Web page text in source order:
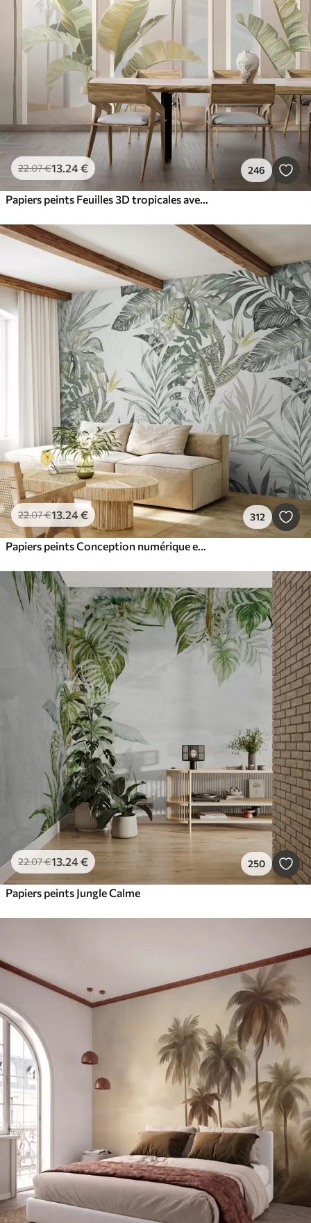
22.07€13.24€ 246
Papiers peints Feuilles 3D tropicales avec palmiers et colonnes
22.07€13.24€ 312
Papiers peints Conception numérique et textile des modèles
22.07€13.24€ 250
Papiers peints Jungle Calme